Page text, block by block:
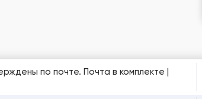
по почте. Почта в комплекте |